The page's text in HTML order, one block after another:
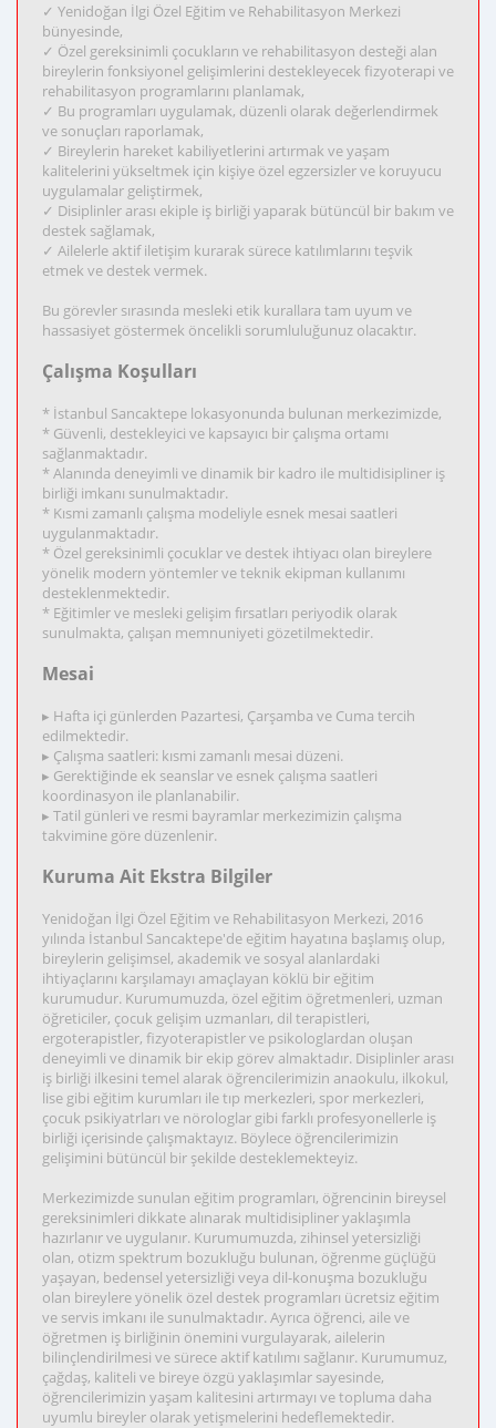
✓ Yenidoğan İlgi Özel Eğitim ve Rehabilitasyon Merkezi
bünyesinde,
✓ Özel gereksinimli çocukların ve rehabilitasyon desteği alan
bireylerin fonksiyonel gelişimlerini destekleyecek fizyoterapi ve
rehabilitasyon programlarını planlamak,
✓ Bu programları uygulamak, düzenli olarak değerlendirmek
ve sonuçları raporlamak,
✓ Bireylerin hareket kabiliyetlerini artırmak ve yaşam
kalitelerini yükseltmek için kişiye özel egzersizler ve koruyucu
uygulamalar geliştirmek,
✓ Disiplinler arası ekiple iş birliği yaparak bütüncül bir bakım ve
destek sağlamak,
✓ Ailelerle aktif iletişim kurarak sürece katılımlarını teşvik
etmek ve destek vermek.
Bu görevler sırasında mesleki etik kurallara tam uyum ve
hassasiyet göstermek öncelikli sorumluluğunuz olacaktır.
Çalışma Koşulları
* İstanbul Sancaktepe lokasyonunda bulunan merkezimizde,
* Güvenli, destekleyici ve kapsayıcı bir çalışma ortamı
sağlanmaktadır.
* Alanında deneyimli ve dinamik bir kadro ile multidisipliner iş
birliği imkanı sunulmaktadır.
* Kısmi zamanlı çalışma modeliyle esnek mesai saatleri
uygulanmaktadır.
* Özel gereksinimli çocuklar ve destek ihtiyacı olan bireylere
yönelik modern yöntemler ve teknik ekipman kullanımı
desteklenmektedir.
* Eğitimler ve mesleki gelişim fırsatları periyodik olarak
sunulmakta, çalışan memnuniyeti gözetilmektedir.
Mesai
▸ Hafta içi günlerden Pazartesi, Çarşamba ve Cuma tercih
edilmektedir.
▸ Çalışma saatleri: kısmi zamanlı mesai düzeni.
▸ Gerektiğinde ek seanslar ve esnek çalışma saatleri
koordinasyon ile planlanabilir.
▸ Tatil günleri ve resmi bayramlar merkezimizin çalışma
takvimine göre düzenlenir.
Kuruma Ait Ekstra Bilgiler
Yenidoğan İlgi Özel Eğitim ve Rehabilitasyon Merkezi, 2016
yılında İstanbul Sancaktepe'de eğitim hayatına başlamış olup,
bireylerin gelişimsel, akademik ve sosyal alanlardaki
ihtiyaçlarını karşılamayı amaçlayan köklü bir eğitim
kurumudur. Kurumumuzda, özel eğitim öğretmenleri, uzman
öğreticiler, çocuk gelişim uzmanları, dil terapistleri,
ergoterapistler, fizyoterapistler ve psikologlardan oluşan
deneyimli ve dinamik bir ekip görev almaktadır. Disiplinler arası
iş birliği ilkesini temel alarak öğrencilerimizin anaokulu, ilkokul,
lise gibi eğitim kurumları ile tıp merkezleri, spor merkezleri,
çocuk psikiyatrları ve nörologlar gibi farklı profesyonellerle iş
birliği içerisinde çalışmaktayız. Böylece öğrencilerimizin
gelişimini bütüncül bir şekilde desteklemekteyiz.
Merkezimizde sunulan eğitim programları, öğrencinin bireysel
gereksinimleri dikkate alınarak multidisipliner yaklaşımla
hazırlanır ve uygulanır. Kurumumuzda, zihinsel yetersizliği
olan, otizm spektrum bozukluğu bulunan, öğrenme güçlüğü
yaşayan, bedensel yetersizliği veya dil-konuşma bozukluğu
olan bireylere yönelik özel destek programları ücretsiz eğitim
ve servis imkanı ile sunulmaktadır. Ayrıca öğrenci, aile ve
öğretmen iş birliğinin önemini vurgulayarak, ailelerin
bilinçlendirilmesi ve sürece aktif katılımı sağlanır. Kurumumuz,
çağdaş, kaliteli ve bireye özgü yaklaşımlar sayesinde,
öğrencilerimizin yaşam kalitesini artırmayı ve topluma daha
uyumlu bireyler olarak yetişmelerini hedeflemektedir.